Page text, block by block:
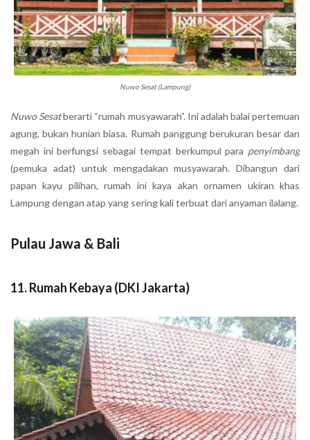
Nuwo Sesat (Lampung)
Nuwo Sesatberarti “rumah musyawarah”. Ini adalah balai pertemuan
agung, bukan hunian biasa. Rumah panggung berukuran besar dan
megah ini berfungsi sebagai tempat berkumpul para penyimbang
(pemuka adat) untuk mengadakan musyawarah. Dibangun dari
papan kayu pilihan, rumah ini kaya akan ornamen ukiran khas
Lampung dengan atap yang sering kali terbuat dari anyaman ilalang.
Pulau Jawa & Bali
11. Rumah Kebaya (DKI Jakarta)